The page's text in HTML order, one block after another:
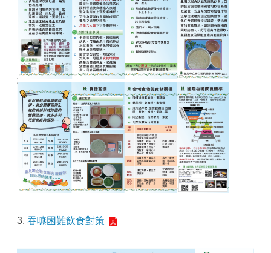
3. 吞嚥困難飲食對策